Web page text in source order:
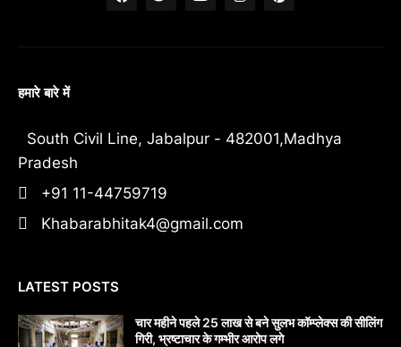
हमारे बारे में
South Civil Line, Jabalpur - 482001,Madhya
Pradesh
+91 11-44759719
Khabarabhitak4@gmail.com
LATEST POSTS
चार महीने पहले 25 लाख से बने सुलभ कॉम्प्लेक्स की सीलिंग
गिरी, भ्रष्टाचार के गम्भीर आरोप लगे